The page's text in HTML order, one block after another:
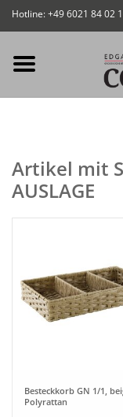
Hotline: +49 6021 84 02
Startseite
NEU
Buffet
Bar
Artikel mit
AUSLAGE
Besteckkorb GN 1/1,
Polyrattan